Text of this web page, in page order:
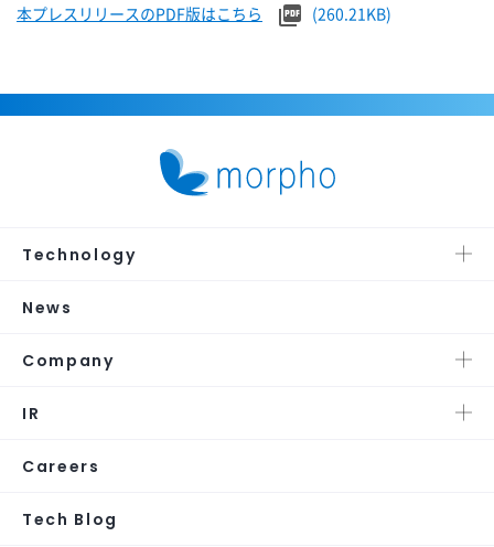
本プレスリリースのPDF版はこちら (260.21KB)
Technology
News
Company
IR
Careers
Tech Blog